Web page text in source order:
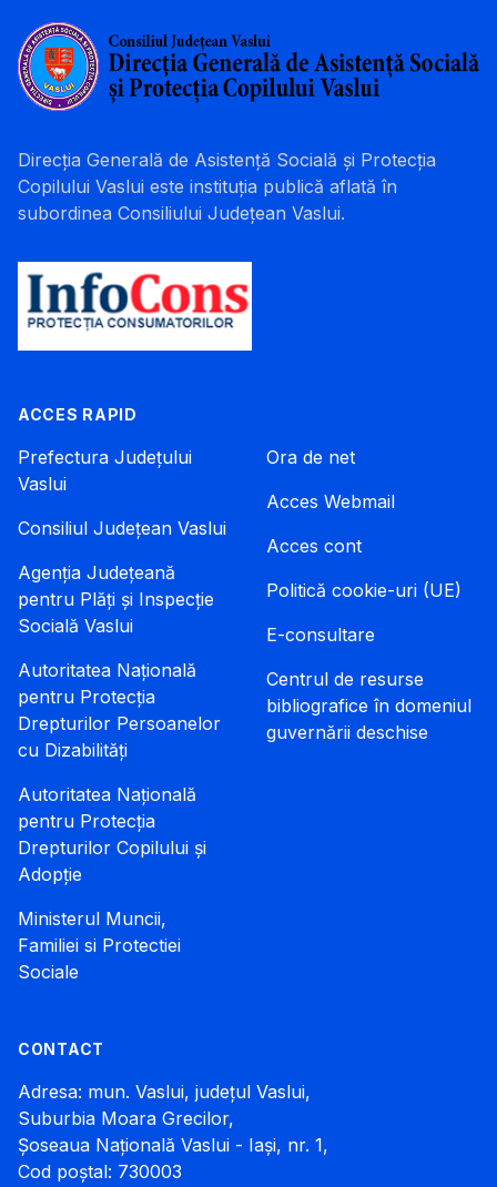
Direcția Generală de Asistență Socială și Protecția
Copilului Vaslui este instituția publică aflată în
subordinea Consiliului Județean Vaslui.
ACCES RAPID
Prefectura Județului
Vaslui
Consiliul Județean Vaslui
Agenția Județeană
pentru Plăți și Inspecție
Socială Vaslui
Autoritatea Națională
pentru Protecția
Drepturilor Persoanelor
cu Dizabilități
Autoritatea Națională
pentru Protecția
Drepturilor Copilului și
Adopție
Ministerul Muncii,
Familiei si Protectiei
Sociale
Ora de net
Acces Webmail
Acces cont
Politică cookie-uri (UE)
E-consultare
Centrul de resurse
bibliografice în domeniul
guvernării deschise
CONTACT
Adresa: mun. Vaslui, județul Vaslui,
Suburbia Moara Grecilor,
Șoseaua Națională Vaslui - Iași, nr. 1,
Cod poștal: 730003